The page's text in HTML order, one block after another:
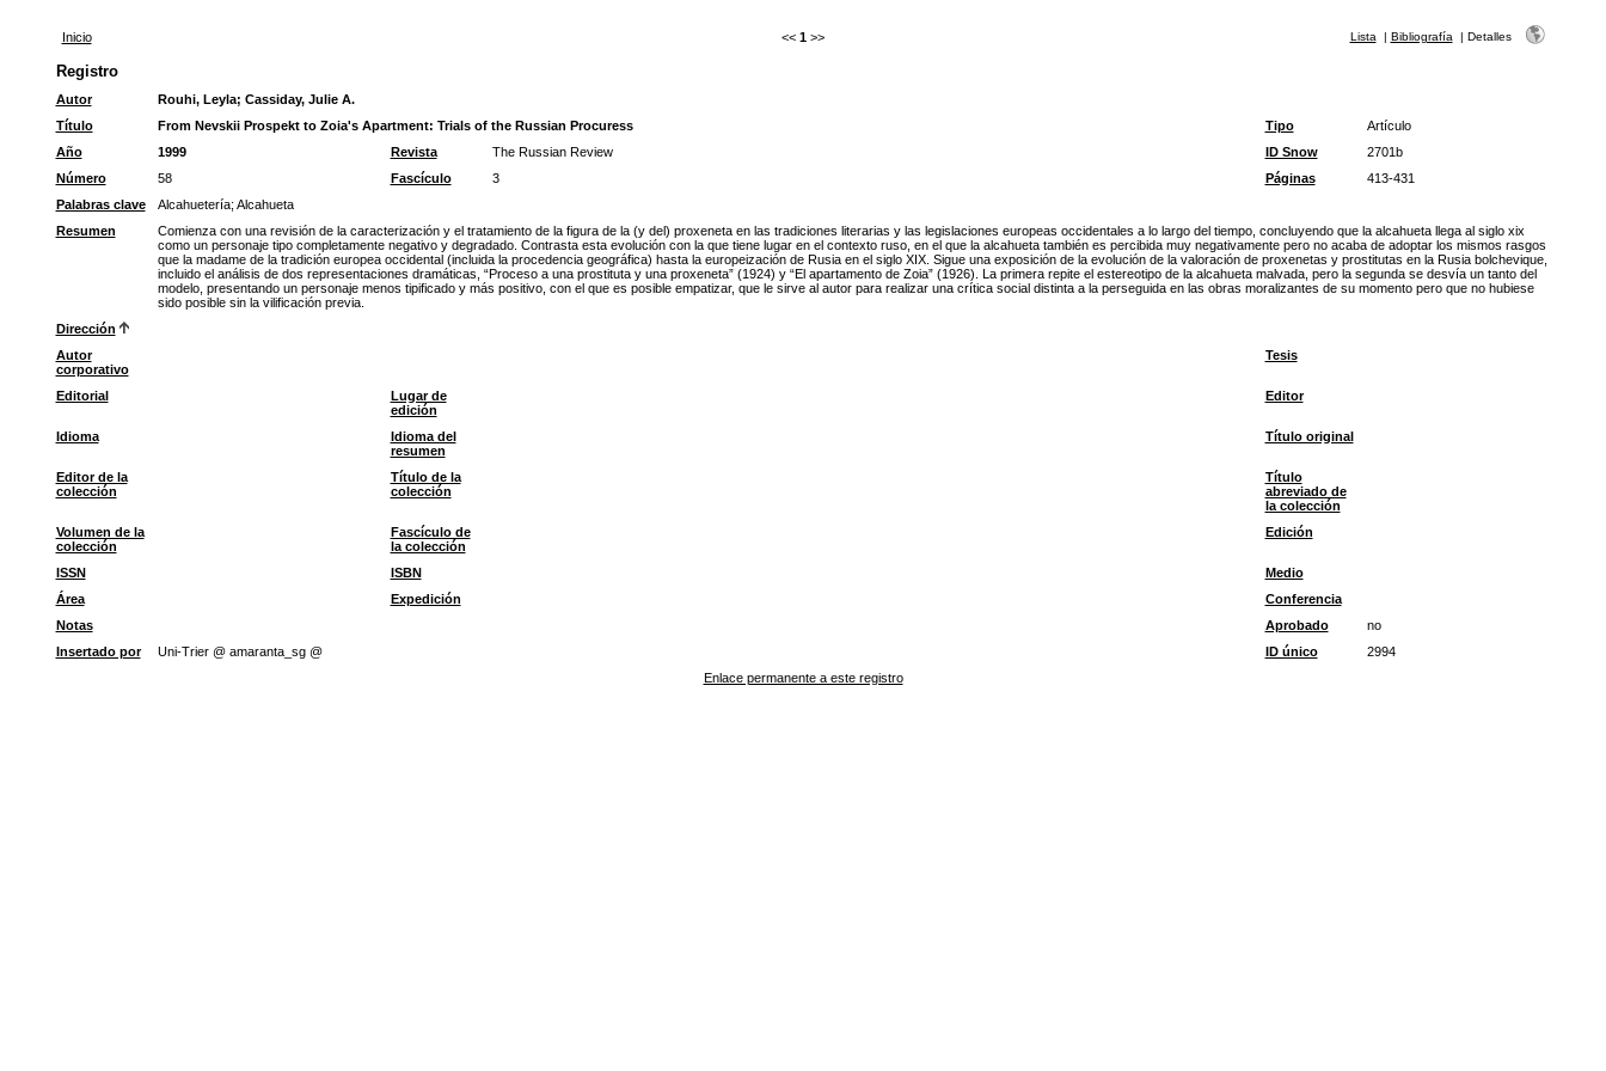
Inicio << 1 >> Lista | Bibliografía | Detalles
Registro
Autor Rouhi, Leyla; Cassiday, Julie A.
Título
From Nevskii Prospekt to Zoia's Apartment: Trials of the Russian Procuress Tipo
Artículo
Año
1999 Revista The Russian Review ID Snow
2701b
Número
58 Fascículo 3 Páginas
413-431
Palabras clave
Alcahuetería; Alcahueta
Resumen
Comienza con una revisión de la caracterización y el tratamiento de la figura de la (y del) proxeneta en las tradiciones literarias y las legislaciones europeas occidentales a lo largo del tiempo, concluyendo que la alcahueta llega al siglo xix
como un personaje tipo completamente negativo y degradado. Contrasta esta evolución con la que tiene lugar en el contexto ruso, en el que la alcahueta también es percibida muy negativamente pero no acaba de adoptar los mismos rasgos
que la madame de la tradición europea occidental (incluida la procedencia geográfica) hasta la europeización de Rusia en el siglo XIX. Sigue una exposición de la evolución de la valoración de proxenetas y prostitutas en la Rusia bolchevique,
incluido el análisis de dos representaciones dramáticas, “Proceso a una prostituta y una proxeneta” (1924) y “El apartamento de Zoia” (1926). La primera repite el estereotipo de la alcahueta malvada, pero la segunda se desvía un tanto del
modelo, presentando un personaje menos tipificado y más positivo, con el que es posible empatizar, que le sirve al autor para realizar una crítica social distinta a la perseguida en las obras moralizantes de su momento pero que no hubiese
sido posible sin la vilificación previa.
Dirección
Autor
corporativo
Tesis
Editorial
Lugar de
edición
Editor
Idioma
Idioma del
resumen
Título original
Editor de la
colección
Título de la
colección
Título
abreviado de
la colección
Volumen de la
colección
Fascículo de
la colección
Edición
ISSN ISBN
Medio
Área
Expedición
Conferencia
Notas
Aprobado
no
Insertado por
Uni-Trier @ amaranta_sg @ ID único
2994
Enlace permanente a este registro